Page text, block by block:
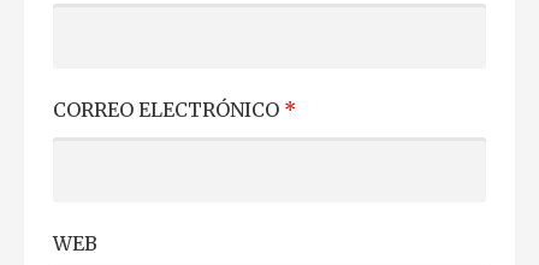
CORREO ELECTRÓNICO *
WEB